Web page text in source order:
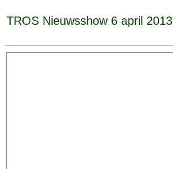
TROS Nieuwsshow 6 april 2013